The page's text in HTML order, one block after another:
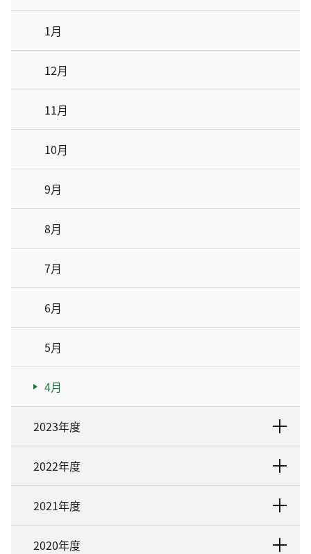
1月
12月
11月
10月
9月
8月
7月
6月
5月
4月
2023年度
2022年度
2021年度
2020年度